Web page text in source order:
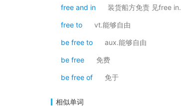
free and in 装货船方免责 见free in.
free to vt.能够自由
be free to aux.能够自由
be free 免费
be free of 免于
相似单词